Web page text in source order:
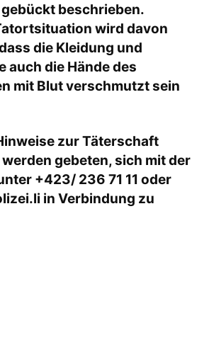
beschrieben.
wird davon
die Kleidung und
auch die Hände des
mit Blut verschmutzt sein
zur Täterschaft
gebeten, sich mit der
+423/ 236 71 11 oder
in Verbindung zu